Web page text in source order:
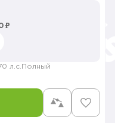
₽
л.с. Полный